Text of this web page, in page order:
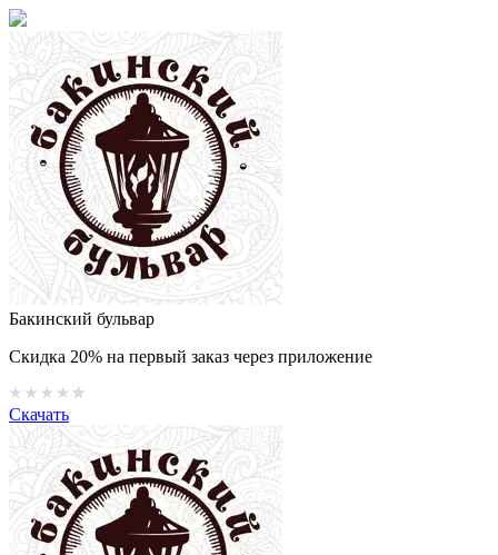
Бакинский бульвар
Скидка 20% на первый заказ через приложение
Скачать